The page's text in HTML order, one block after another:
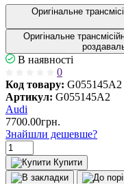
Оригінальне
Оригінальне
В наявності
0
Код товару: G055145A2
Артикул: G055145A2
Audi
7700.00грн.
Знайшли дешевше?
Купити